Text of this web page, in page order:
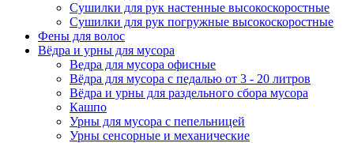
Сушилки для рук настенные высокоскоростные
Сушилки для рук погружные высокоскоростные
Фены для волос
Вёдра и урны для мусора
Ведра для мусора офисные
Вёдра для мусора с педалью от 3 - 20 литров
Вёдра и урны для раздельного сбора мусора
Кашпо
Урны для мусора с пепельницей
Урны сенсорные и механические